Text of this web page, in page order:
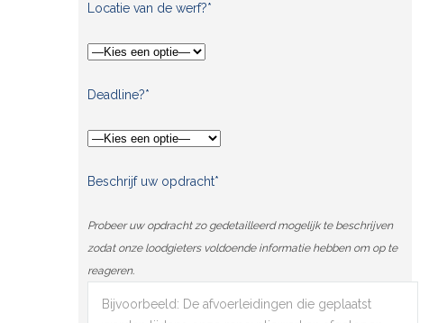
Locatie van de werf?*
Deadline?*
Beschrijf uw opdracht*
Probeer uw opdracht zo gedetailleerd mogelijk te beschrijven
zodat onze loodgieters voldoende informatie hebben om op te
reageren.